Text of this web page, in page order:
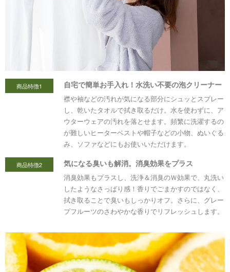
商品特徴1 自宅で簡単お手入れ！水洗い不要の泡クリーナー
襟や袖などの汚れが気になる部分にシュッとスプレー
し、乾いたタオルで拭き取るだけ。水を使わずに、ア
ウターウェアの汚れを落とせます。頻繁に洗濯するの
が難しいヒーターベストや帽子などの小物、ぬいぐる
み、ソファなどにもお使いいただけます。
商品特徴2 気になる臭いも解消。消臭効果をプラス
消臭効果もプラスし、洗浄＆消臭のＷ効果で、丸洗い
したようなさっぱり感！香りでごまかすのではなく、
拭き取ることで臭いもしっかりオフ。さらに、グレー
プフルーツのさわやかな香りでリフレッシュします。